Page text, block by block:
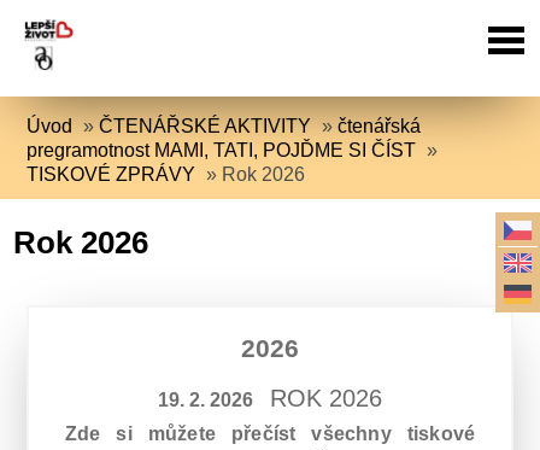
Úvod »ČTENÁŘSKÉ AKTIVITY »čtenářská
pregramotnost MAMI, TATI, POJĎME SI ČÍST »
TISKOVÉ ZPRÁVY » Rok 2026
Rok 2026
2026
19. 2. 2026 ROK 2026
Zde si můžete přečíst všechny tiskové